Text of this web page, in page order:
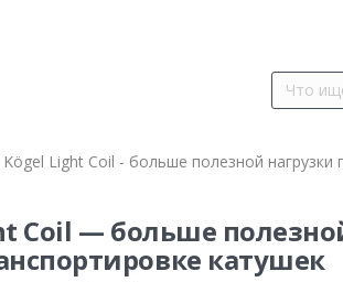
Light Coil - больше полезной нагрузки
Coil — больше
катушек